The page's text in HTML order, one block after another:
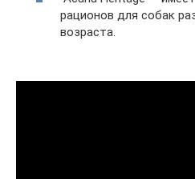
рационов для собак
возраста.